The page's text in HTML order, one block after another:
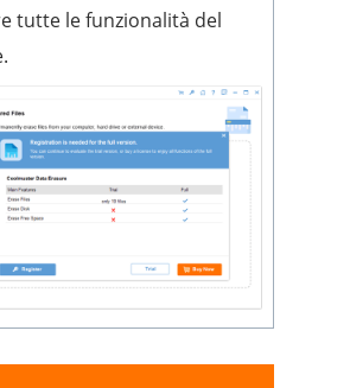
tutte le funzionalità del